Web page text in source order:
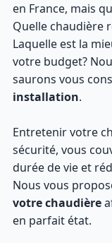
en France, mais
Quelle chaudière
Laquelle est la
votre budget?
saurons vous
installation.
Entretenir votre
sécurité, vous
durée de vie et
Nous vous
votre chaudière
en parfait état.